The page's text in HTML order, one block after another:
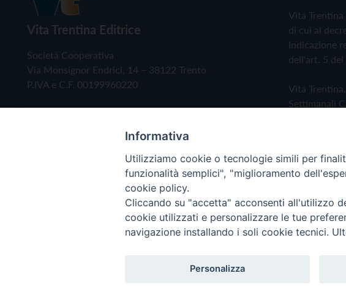
Vita Trentina Editrice
Società Cooperativa
Via Monsignor Endrici, 14 – 38122 Trento
P.IVA e C.F. 00199960220
Vita
di cui al
Indicazione
dell'art. 5 del
Vita
Settimanali
Privacy
Copyright © 2019 - Tutti i diritti riservati - Vita Trentina
Informativa
Utilizziamo cookie o tecnologie simili per
funzionalità semplici", "miglioramento
cookie policy.
Cliccando su "accetta" acconsenti all'utilizzo
cookie utilizzati e personalizzare le tue
navigazione installando i soli cookie tecnici.
Personalizza